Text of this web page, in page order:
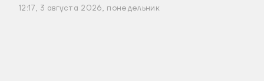
12:17, 3 августа 2026, понедельник